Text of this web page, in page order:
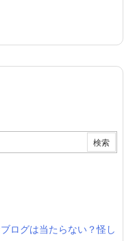
ログは当たらない？怪し